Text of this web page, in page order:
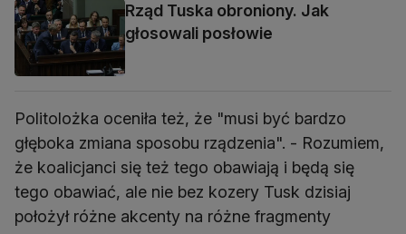
Rząd Tuska obroniony. Jak
głosowali posłowie
Politolożka oceniła też, że "musi być bardzo
głęboka zmiana sposobu rządzenia". - Rozumiem,
że koalicjanci się też tego obawiają i będą się
tego obawiać, ale nie bez kozery Tusk dzisiaj
położył różne akcenty na różne fragmenty